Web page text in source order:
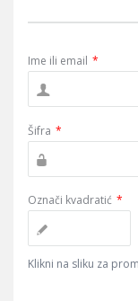
Ime ili email *
Šifra *
Označi kvadratić *
Klikni na sliku za